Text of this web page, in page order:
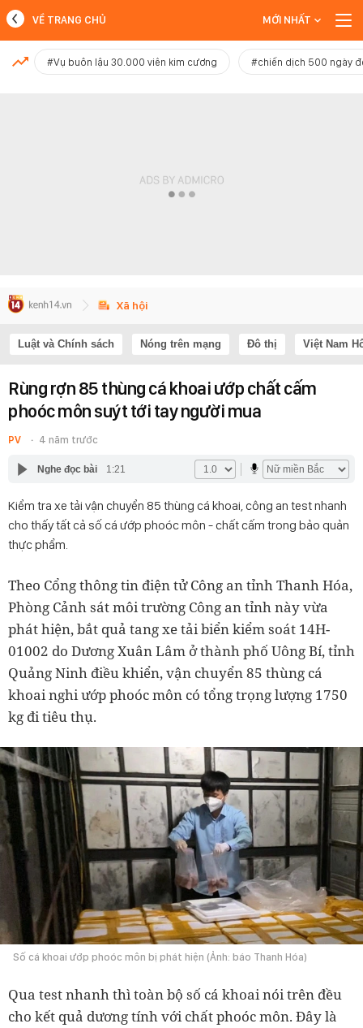
MỚI NHẤT
VỀ TRANG CHỦ MỚI NHẤT
#Vụ buôn lậu 30.000 viên kim cương #chiến dịch 500 ngày
Xã hội
Luật và Chính sách Nóng trên mạng Đô thị Việt Nam
Rùng rợn 85 thùng cá khoai ướp chất cấm
phoóc môn suýt tới tay người mua
PV 4 năm trước
Nghe đọc bài 1:21
Kiểm tra xe tải vận chuyển 85 thùng cá khoai, công an test nhanh
cho thấy tất cả số cá ướp phoóc môn - chất cấm trong bảo quản
thực phẩm.
Theo Cổng thông tin điện tử Công an tỉnh Thanh Hóa,
Phòng Cảnh sát môi trường Công an tỉnh này vừa
phát hiện, bắt quả tang xe tải biển kiểm soát 14H-
01002 do Dương Xuân Lâm ở thành phố Uông Bí, tỉnh
Quảng Ninh điều khiển, vận chuyển 85 thùng cá
khoai nghi ướp phoóc môn có tổng trọng lượng 1750
kg đi tiêu thụ.
Số cá khoai ướp phoóc môn bị phát hiện (Ảnh: báo Thanh Hóa)
Qua test nhanh thì toàn bộ số cá khoai nói trên đều
cho kết quả dương tính với chất phoóc môn. Đây là